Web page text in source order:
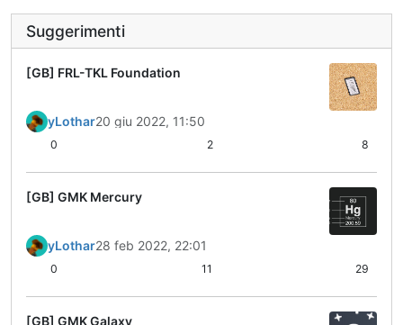
Suggerimenti
[GB] FRL-TKL Foundation
yLothar20 giu 2022, 11:50
0 2 8
[GB] GMK Mercury
yLothar28 feb 2022, 22:01
0 11 29
[GB] GMK Galaxy